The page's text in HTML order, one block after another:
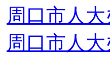
周口市人
周口市人